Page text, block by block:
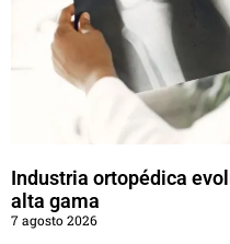
Industria ortopédica
alta gama
7 agosto 2026